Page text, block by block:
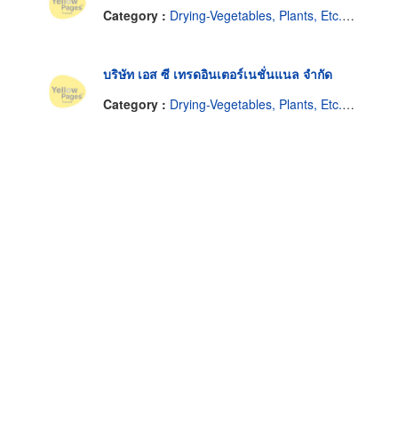
Category : Drying-Vegetables, Plants, Etc.-Equipment & Supplies
บริษัท เอส ซี เทรดอินเตอร์เนชั่นแนล จำกัด
Category : Drying-Vegetables, Plants, Etc.-Equipment & Supplies